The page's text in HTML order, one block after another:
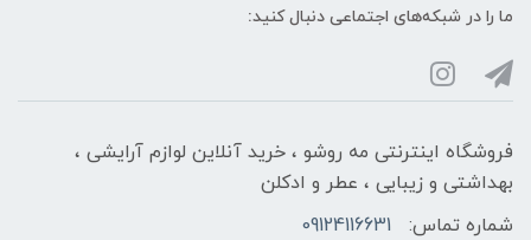
ما را در شبکه‌های اجتماعی دنبال کنید:
فروشگاه اینترنتی مه‌ رو‌شو ، خرید آنلاین لوازم آرایشی ،
بهداشتی و زیبایی ، عطر و ادکلن
شماره تماس:
09124116631